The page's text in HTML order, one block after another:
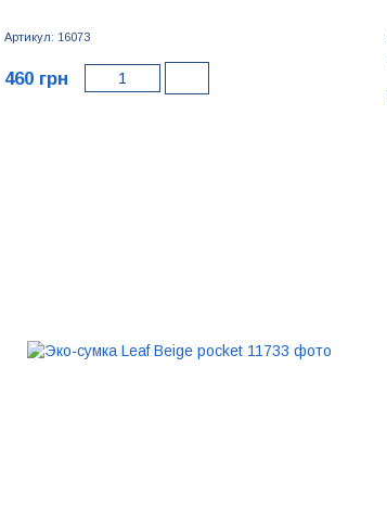
Артикул: 16073
460 грн